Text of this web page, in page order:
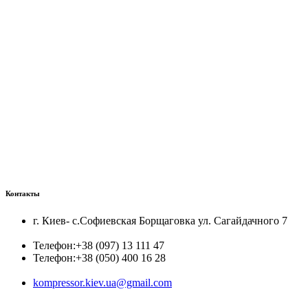
Контакты
г. Киев- с.Софиевская Борщаговка ул. Сагайдачного 7
Телефон:+38 (097) 13 111 47
Телефон:+38 (050) 400 16 28
kompressor.kiev.ua@gmail.com